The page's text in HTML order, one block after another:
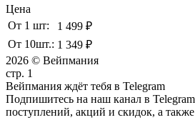
Цена
От 1 шт:
1 499 ₽
От 10шт.: 1 349 ₽
2026 © Вейпмания
стр. 1
Вейпмания ждёт тебя в Telegram
Подпишитесь на наш канал в
поступлений, акций и скидок, а